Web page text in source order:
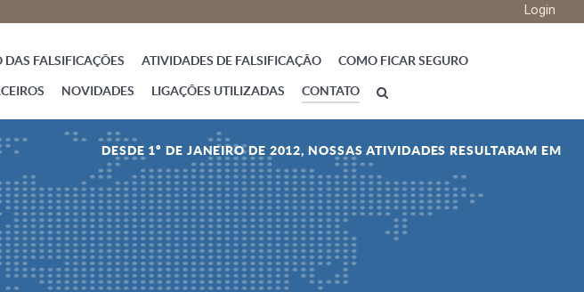
Login
DAS FALSIFICAÇÕES ATIVIDADES DE FALSIFICAÇÃO COMO FICAR SEGURO
NOVIDADES LIGAÇÕES UTILIZADAS CONTATO
DESDE 1º DE JANEIRO DE 2012, NOSSAS ATIVIDADES RESULTARAM EM